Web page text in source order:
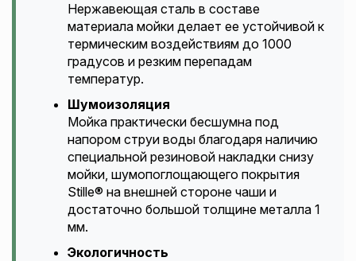
Нержавеющая сталь в составе
материала мойки делает ее устойчивой к
термическим воздействиям до 1000
градусов и резким перепадам
температур.
Шумоизоляция
Мойка практически бесшумна под
напором струи воды благодаря наличию
специальной резиновой накладки снизу
мойки, шумопоглощающего покрытия
Stille® на внешней стороне чаши и
достаточно большой толщине металла 1
мм.
Экологичность